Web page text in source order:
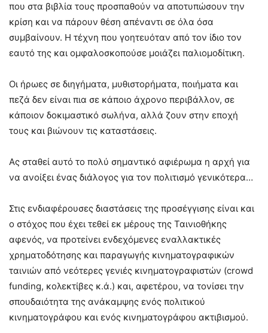
που στα βιβλία τους προσπαθούν να αποτυπώσουν την
κρίση και να πάρουν θέση απέναντι σε όλα όσα
συμβαίνουν. Η τέχνη που γοητευόταν από τον ίδιο τον
εαυτό της και ομφαλοσκοπούσε μοιάζει παλιομοδίτικη.
Οι ήρωες σε διηγήματα, μυθιστορήματα, ποιήματα και
πεζά δεν είναι πια σε κάποιο άχρονο περιβάλλον, σε
κάποιον δοκιμαστικό σωλήνα, αλλά ζουν στην εποχή
τους και βιώνουν τις καταστάσεις.
Ας σταθεί αυτό το πολύ σημαντικό αφιέρωμα η αρχή για
να ανοίξει ένας διάλογος για τον πολιτισμό γενικότερα…
Στις ενδιαφέρουσες διαστάσεις της προσέγγισης είναι και
ο στόχος που έχει τεθεί εκ μέρους της Ταινιοθήκης
αφενός, να προτείνει ενδεχόμενες εναλλακτικές
χρηματοδότησης και παραγωγής κινηματογραφικών
ταινιών από νεότερες γενιές κινηματογραφιστών (crowd
funding, κολεκτίβες κ.ά.) και, αφετέρου, να τονίσει την
σπουδαιότητα της ανάκαμψης ενός πολιτικού
κινηματογράφου και ενός κινηματογράφου ακτιβισμού.